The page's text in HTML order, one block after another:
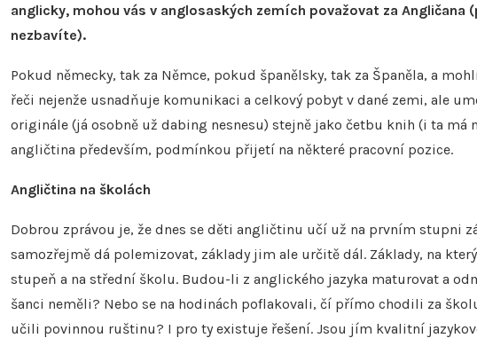
anglicky, mohou vás v anglosaských zemích považovat za
nezbavíte).
Pokud německy, tak za Němce, pokud španělsky, tak za Španěla, a
řeči nejenže usnadňuje komunikaci a celkový pobyt v dané zemi, ale
originále (já osobně už dabing nesnesu) stejně jako četbu knih (i ta má
angličtina především, podmínkou přijetí na některé pracovní pozice.
Angličtina na školách
Dobrou zprávou je, že dnes se děti angličtinu učí už na prvním stupni
samozřejmě dá polemizovat, základy jim ale určitě dál. Základy, na
stupeň a na střední školu. Budou-li z anglického jazyka maturovat a
šanci neměli? Nebo se na hodinách poflakovali, čí přímo chodili za
učili povinnou ruštinu? I pro ty existuje řešení. Jsou jím kvalitní